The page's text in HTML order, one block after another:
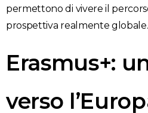
permettono di vivere il
prospettiva realmente globale.
Erasmus+:
verso